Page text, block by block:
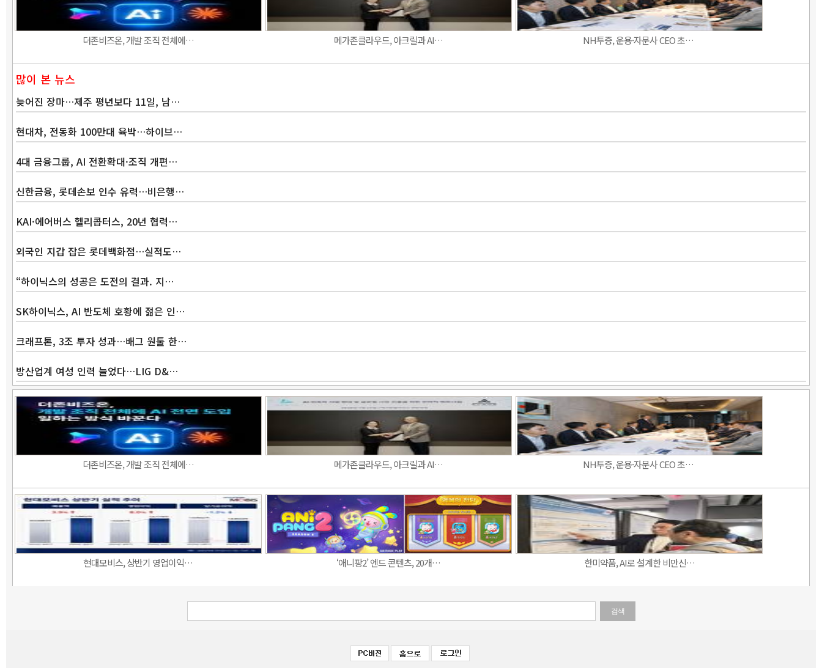
더존비즈온, 개발 조직 전체에… 메가존클라우드, 아크릴과 AI… NH투증, 운용·자문사 CEO 초…
많이 본 뉴스
늦어진 장마…제주 평년보다 11일, 남…
현대차, 전동화 100만대 육박…하이브…
4대 금융그룹, AI 전환확대·조직 개편…
신한금융, 롯데손보 인수 유력…비은행…
KAI·에어버스 헬리콥터스, 20년 협력…
외국인 지갑 잡은 롯데백화점…실적도…
“하이닉스의 성공은 도전의 결과. 지…
SK하이닉스, AI 반도체 호황에 젊은 인…
크래프톤, 3조 투자 성과…배그 원툴 한…
방산업계 여성 인력 늘었다…LIG D&…
더존비즈온, 개발 조직 전체에… 메가존클라우드, 아크릴과 AI… NH투증, 운용·자문사 CEO 초…
현대모비스, 상반기 영업이익… ‘애니팡2’ 엔드 콘텐츠, 20개… 한미약품, AI로 설계한 비만신…
검색